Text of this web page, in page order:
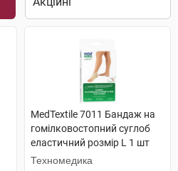
MedTextile 7011 Бандаж на
гомілковостопний суглоб
еластичний розмір L 1 шт
Техномедика